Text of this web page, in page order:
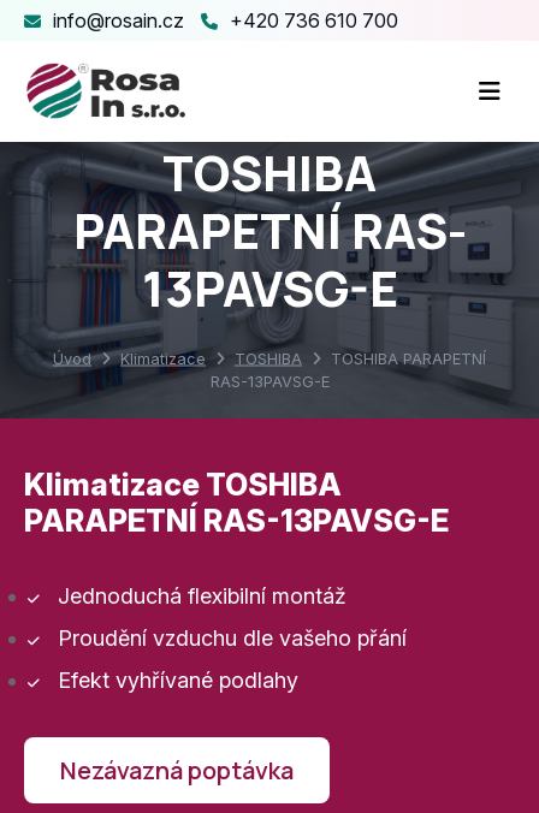
info@rosain.cz +420 736 610 700
TOSHIBA
PARAPETNÍ RAS-
13PAVSG-E
Úvod Klimatizace TOSHIBA
TOSHIBA PARAPETNÍ
RAS-13PAVSG-E
Klimatizace TOSHIBA
PARAPETNÍ RAS-13PAVSG-E
Jednoduchá flexibilní montáž
Proudění vzduchu dle vašeho přání
Efekt vyhřívané podlahy
Nezávazná poptávka